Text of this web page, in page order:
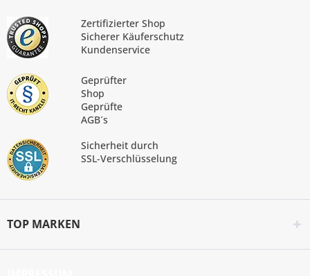
Zertifizierter Shop
Sicherer Käuferschutz
Kundenservice
Geprüfter
Shop
Geprüfte
AGB´s
Sicherheit durch
SSL-Verschlüsselung
TOP MARKEN